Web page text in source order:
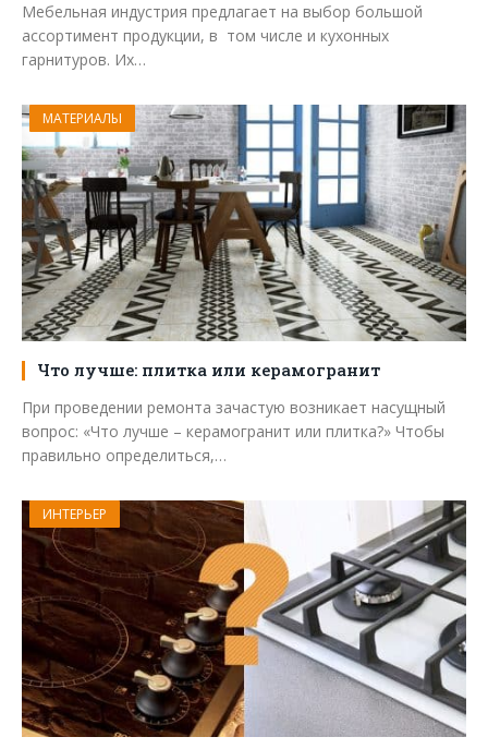
Мебельная индустрия предлагает на выбор большой
ассортимент продукции, в том числе и кухонных
гарнитуров. Их…
МАТЕРИАЛЫ
Что лучше: плитка или керамогранит
При проведении ремонта зачастую возникает насущный
вопрос: «Что лучше – керамогранит или плитка?» Чтобы
правильно определиться,…
ИНТЕРЬЕР